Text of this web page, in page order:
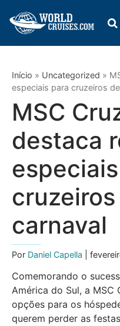
Início » Uncategorized »
especiais para cruzeiros
MSC
destaca
carnaval
Por Daniel Capella |
Comemorando o
América do Sul, a MSC
opções para os
querem perder as